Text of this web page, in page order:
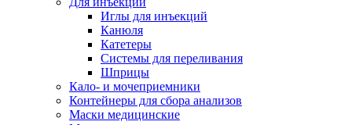
Иглы для инъекций
Канюля
Катетеры
Системы для переливания
Шприцы
Кало- и мочеприемники
Контейнеры для сбора анализов
Маски медицинские